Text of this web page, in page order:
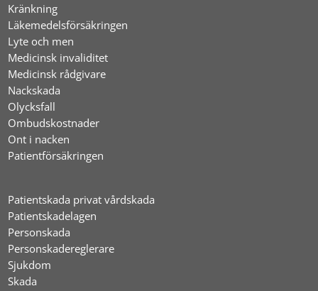
Kränkning
Läkemedelsförsäkringen
Lyte och men
Medicinsk invaliditet
Medicinsk rådgivare
Nackskada
Olycksfall
Ombudskostnader
Ont i nacken
Patientförsäkringen
Patientskada privat vårdskada
Patientskadelagen
Personskada
Personskadereglerare
Sjukdom
Skada